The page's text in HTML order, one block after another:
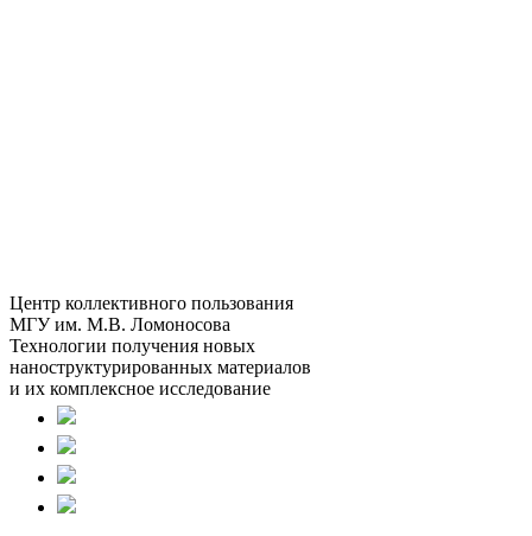
Центр коллективного пользования
МГУ им. М.В. Ломоносова
Технологии получения новых
наноструктурированных материалов
и их комплексное исследование